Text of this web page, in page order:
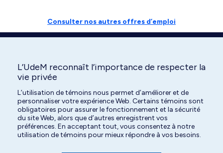
Consulter nos autres offres d’emploi
Partagez!
Share
on
Facebook
Share
on
X
Share
on
LinkedIn
L’UdeM reconnaît l’importance de respecter la
vie privée
L’utilisation de témoins nous permet d’améliorer et de
personnaliser votre expérience Web. Certains témoins sont
obligatoires pour assurer le fonctionnement et la sécurité
du site Web, alors que d’autres enregistrent vos
préférences. En acceptant tout, vous consentez à notre
utilisation de témoins pour mieux répondre à vos besoins.